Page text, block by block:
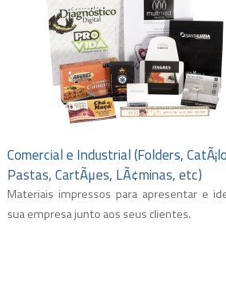
Comercial e Industrial (Folders,
Pastas, CartÃµes, LÃ¢minas, etc)
Materiais impressos para apresentar e
sua empresa junto aos seus clientes.